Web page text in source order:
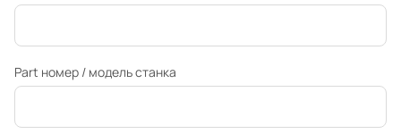
Part номер / модель станка